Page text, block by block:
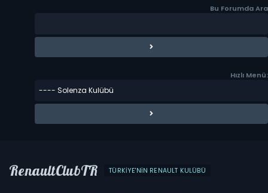
Bu Forumda Ara
Hızlı Menü:
RenaultClubTR TÜRKIYE'NIN RENAULT KULÜBÜ